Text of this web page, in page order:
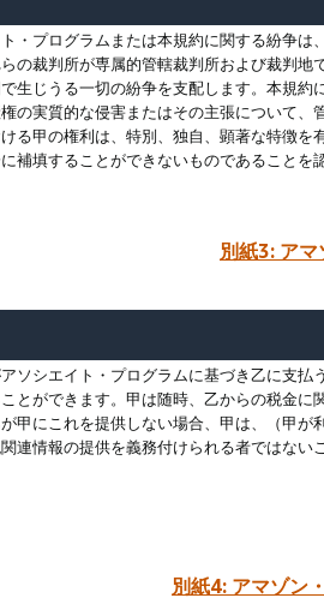
・プログラムまたは本規約に関する紛争
の裁判所が専属的管轄裁判所および裁判
生じうる一切の紛争を支配します。本規
の実質的な侵害またはその主張について
る甲の権利は、特別、独自、顕著な特徴
補填することができないものであることを
別紙3: ア
ソシエイト・プログラムに基づき乙に支
とができます。甲は随時、乙からの税金
甲にこれを提供しない場合、甲は、（甲
連情報の提供を義務付けられる者ではな
別紙4: アマゾン